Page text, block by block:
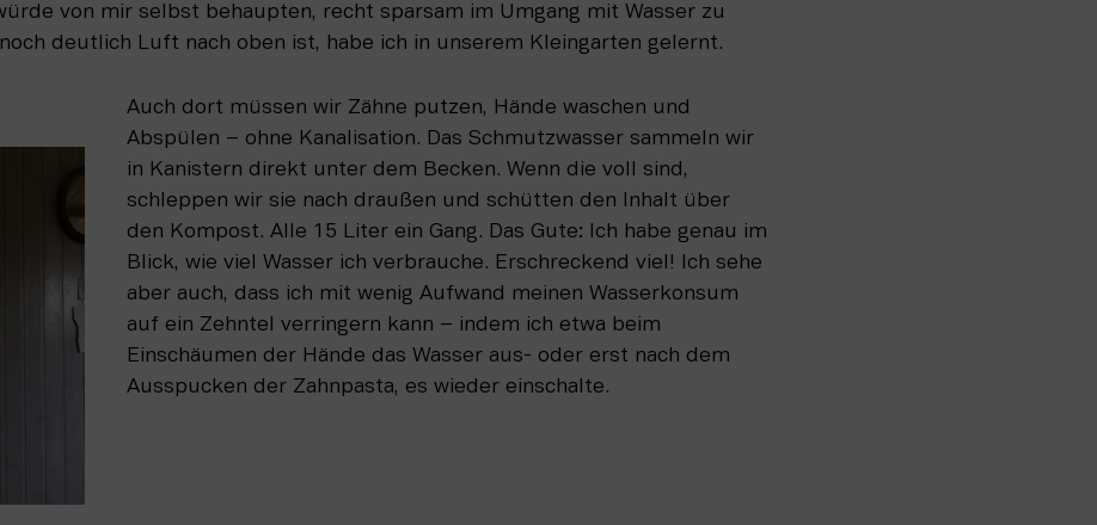
von mir selbst behaupten, recht sparsam im Umgang mit Wasser zu
deutlich Luft nach oben ist, habe ich in unserem Kleingarten gelernt.
Auch dort müssen wir Zähne putzen, Hände waschen und
Abspülen – ohne Kanalisation. Das Schmutzwasser sammeln wir
in Kanistern direkt unter dem Becken. Wenn die voll sind,
schleppen wir sie nach draußen und schütten den Inhalt über
den Kompost. Alle 15 Liter ein Gang. Das Gute: Ich habe genau im
Blick, wie viel Wasser ich verbrauche. Erschreckend viel! Ich sehe
aber auch, dass ich mit wenig Aufwand meinen Wasserkonsum
auf ein Zehntel verringern kann – indem ich etwa beim
Einschäumen der Hände das Wasser aus- oder erst nach dem
Ausspucken der Zahnpasta, es wieder einschalte.